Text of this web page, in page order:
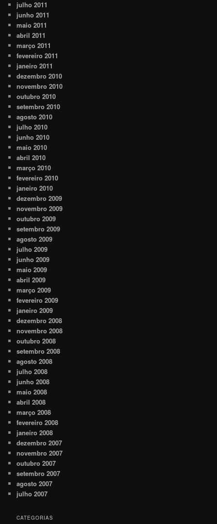
julho 2011
junho 2011
maio 2011
abril 2011
março 2011
fevereiro 2011
janeiro 2011
dezembro 2010
novembro 2010
outubro 2010
setembro 2010
agosto 2010
julho 2010
junho 2010
maio 2010
abril 2010
março 2010
fevereiro 2010
janeiro 2010
dezembro 2009
novembro 2009
outubro 2009
setembro 2009
agosto 2009
julho 2009
junho 2009
maio 2009
abril 2009
março 2009
fevereiro 2009
janeiro 2009
dezembro 2008
novembro 2008
outubro 2008
setembro 2008
agosto 2008
julho 2008
junho 2008
maio 2008
abril 2008
março 2008
fevereiro 2008
janeiro 2008
dezembro 2007
novembro 2007
outubro 2007
setembro 2007
agosto 2007
julho 2007
CATEGORIAS